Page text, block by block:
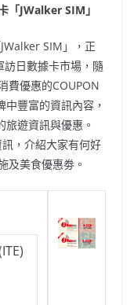
「JWalker SIM」
SIM」，正
訪日數據卡市場，隨
費優惠的COUPON
中豐富的資訊內容，
遊資訊與優惠。
，介紹大家有何好
及美食優惠劵。